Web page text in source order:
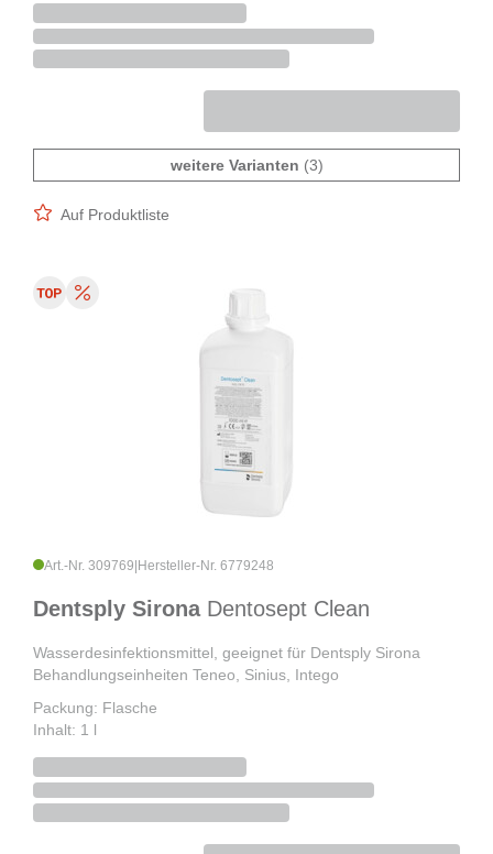
weitere Varianten (3)
Auf Produktliste
Art.-Nr. 309769 Hersteller-Nr. 6779248
Dentsply Sirona Dentosept Clean
Wasserdesinfektionsmittel, geeignet für Dentsply Sirona
Behandlungseinheiten Teneo, Sinius, Intego
Packung: Flasche
Inhalt: 1 l